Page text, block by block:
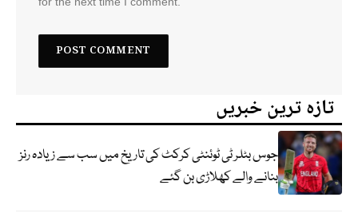
تازہ ترین خبریں
جوس بٹلر ٹی ٹوئنٹی کرکٹ کی تاریخ میں سب سے زیادہ رنز
بنانے والے کھلاڑی بن گئے